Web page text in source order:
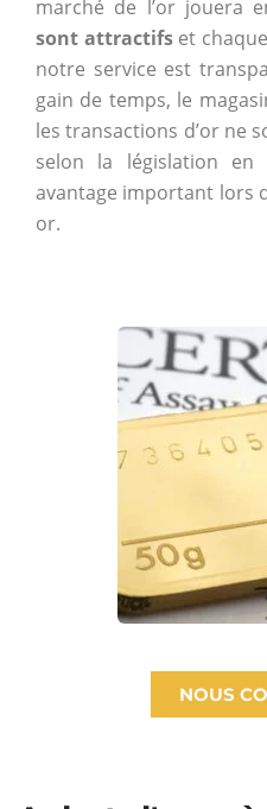
marché de l’or jouera
sont attractifset
notre service est
gain de temps, le
les transactions d’or ne
selon la législation en
avantage important lors
or.
NOUS